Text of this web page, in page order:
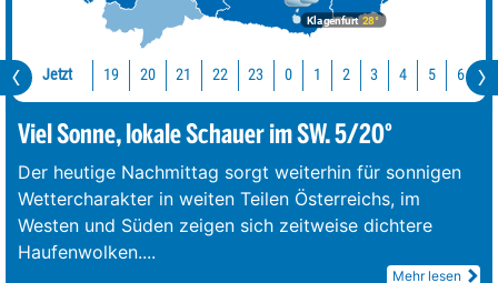
Klagenfurt 28°
Jetzt 19 20 21 22 23 0 1 2 3 4 5 6 7
Viel Sonne, lokale Schauer im SW. 5/20°
Der heutige Nachmittag sorgt weiterhin für sonnigen
Wettercharakter in weiten Teilen Österreichs, im
Westen und Süden zeigen sich zeitweise dichtere
Haufenwolken....
Mehr lesen